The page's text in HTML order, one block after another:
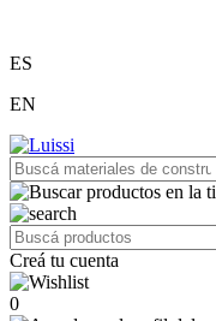
ES
EN
Creá tu cuenta
0